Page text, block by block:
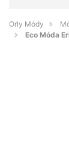
Orly Módy
Eco Móda